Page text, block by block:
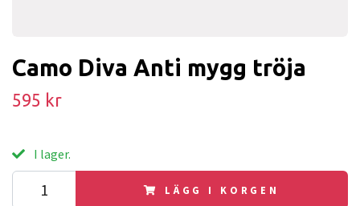
Camo Diva Anti mygg tröja
595 kr
I lager.
LÄGG I KORGEN